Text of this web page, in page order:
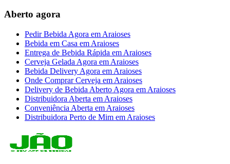
Aberto agora
Pedir Bebida Agora em Araioses
Bebida em Casa em Araioses
Entrega de Bebida Rápida em Araioses
Cerveja Gelada Agora em Araioses
Bebida Delivery Agora em Araioses
Onde Comprar Cerveja em Araioses
Delivery de Bebida Aberto Agora em Araioses
Distribuidora Aberta em Araioses
Conveniência Aberta em Araioses
Distribuidora Perto de Mim em Araioses